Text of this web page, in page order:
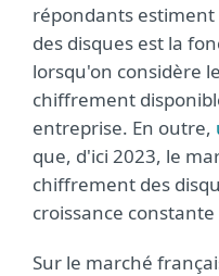
répondants
des disques est la
lorsqu'on considère
chiffrement
entreprise. En outre,
que, d'ici 2023, le
chiffrement des
croissance
Sur le marché